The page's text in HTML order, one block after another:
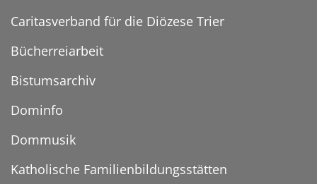
Caritasverband für die Diözese Trier
Bücherreiarbeit
Bistumsarchiv
Dominfo
Dommusik
Katholische Familienbildungsstätten